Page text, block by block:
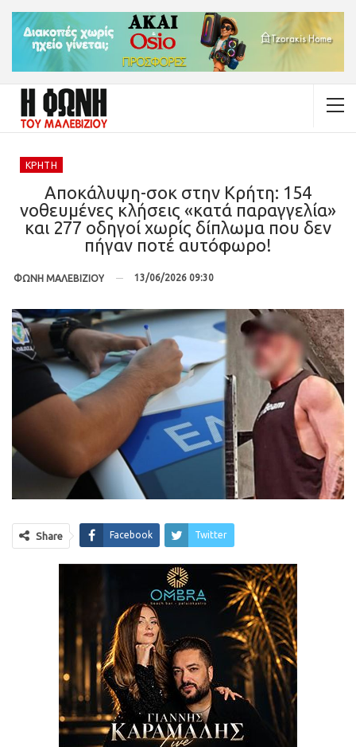
ΚΡΉΤΗ
Αποκάλυψη-σοκ στην Κρήτη: 154
νοθευμένες κλήσεις «κατά παραγγελία»
και 277 οδηγοί χωρίς δίπλωμα που δεν
πήγαν ποτέ αυτόφωρο!
ΦΩΝΗ ΜΑΛΕΒΙΖΙΟΥ 13/06/2026 09:30
Share Facebook Twitter